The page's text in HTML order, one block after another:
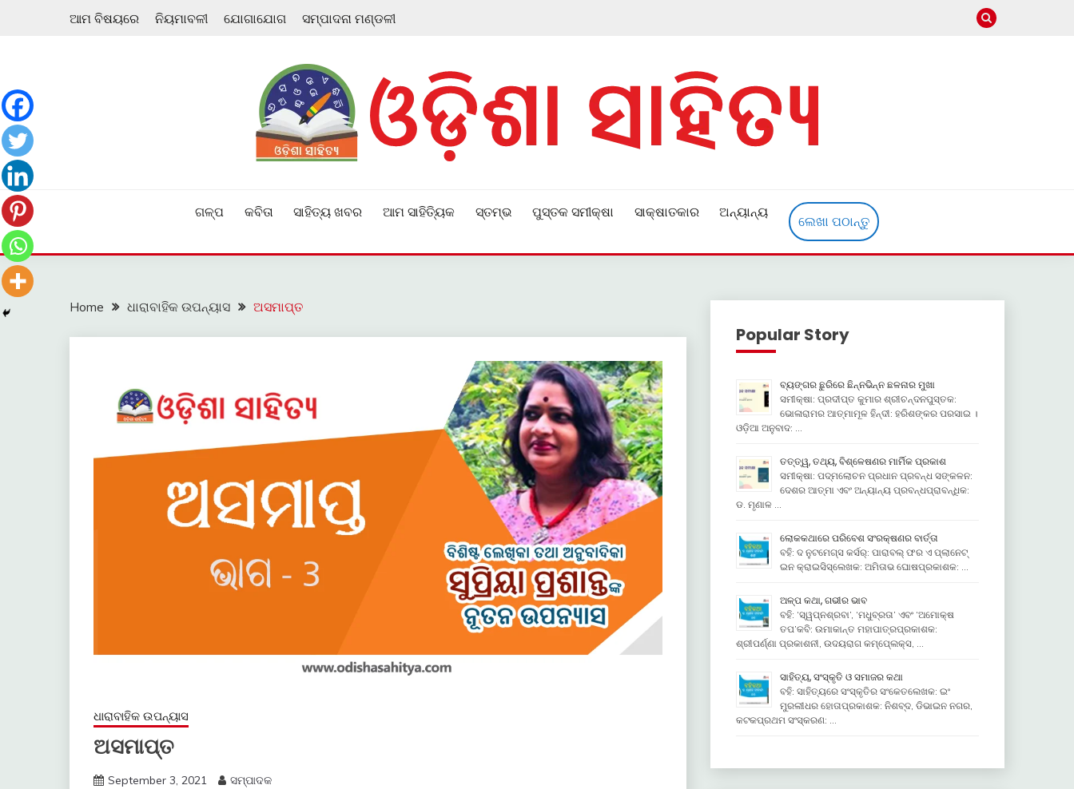
ଆମ ବିଷୟରେ ନିୟମାବଳୀ ଯୋଗାଯୋଗ ସମ୍ପାଦନା ମଣ୍ଡଳୀ
ଗଳ୍ପ କବିତା ସାହିତ୍ୟ ଖବର ଆମ ସାହିତ୍ୟିକ ସ୍ତମ୍ଭ ପୁସ୍ତକ ସମୀକ୍ଷା ସାକ୍ଷାତକାର ଅନ୍ୟାନ୍ୟ
ଲେଖା ପଠାନ୍ତୁ
Home ଧାରାବାହିକ ଉପନ୍ୟାସ ଅସମାପ୍ତ
ଧାରାବାହିକ ଉପନ୍ୟାସ
ଅସମାପ୍ତ
September 3, 2021 ସମ୍ପାଦକ
Popular Story
ବ୍ୟଙ୍ଗର ଛୁରିରେ ଛିନ୍ନଭିନ୍ନ ଛଳନାର ମୁଖା
ସମୀକ୍ଷା: ପ୍ରଦୀପ୍ତ କୁମାର ଶ୍ରୀଚନ୍ଦନପୁସ୍ତକ:
ଭୋଳାରାମର ଆତ୍ମାମୂଳ ହିନ୍ଦୀ: ହରିଶଙ୍କର ପରସାଇ ।
ଓଡ଼ିଆ ଅନୁବାଦ: …
ତତ୍ତ୍ୱ, ତଥ୍ୟ, ବିଶ୍ଳେଷଣର ମାର୍ମିକ ପ୍ରକାଶ
ସମୀକ୍ଷା: ପଦ୍ମଲୋଚନ ପ୍ରଧାନ ପ୍ରବନ୍ଧ ସଙ୍କଳନ:
ଦେଶର ଆତ୍ମା ଏବଂ ଅନ୍ୟାନ୍ୟ ପ୍ରବନ୍ଧପ୍ରାବନ୍ଧିକ:
ଡ. ମୃଣାଳ …
ଲୋକକଥାରେ ପରିବେଶ ସଂରକ୍ଷଣର ବାର୍ତ୍ତା
ବହି: ଦ ନୁଟମେଗ୍ସ କର୍ସର୍: ପାରାବଲ୍ ଫର ଏ ପ୍ଲାନେଟ୍
ଇନ କ୍ରାଇସିସ୍ଲେଖକ: ଅମିତାଭ ଘୋଷପ୍ରକାଶକ: …
ଅଳ୍ପ କଥା, ଗଭୀର ଭାବ
ବହି: ‘ସ୍ୱପ୍ନଶ୍ରବା’, ‘ମଧୁବ୍ରତା’ ଏବଂ ‘ଅମୋକ୍ଷ
ତପ’କବି: ଉମାକାନ୍ତ ମହାପାତ୍ରପ୍ରକାଶକ:
ଶ୍ରୀପର୍ଣ୍ଣା ପ୍ରକାଶନୀ, ଉଦୟରାଗ କମ୍ପେ୍ଲକ୍ସ, …
ସାହିତ୍ୟ, ସଂସ୍କୃତି ଓ ସମାଜର କଥା
ବହି: ସାହିତ୍ୟରେ ସଂସ୍କୃତିର ସଂକେତଲେଖକ: ଇଂ
ମୁରଲୀଧର ହୋତାପ୍ରକାଶକ: ନିଶବ୍ଦ, ଡିଭାଇନ ନଗର,
କଟକପ୍ରଥମ ସଂସ୍କରଣ: …